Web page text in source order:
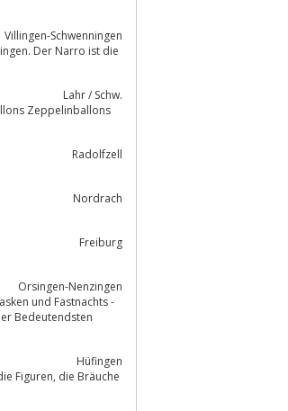
Villingen-Schwenningen
Der Narro ist die
Lahr / Schw.
Radolfzell
Nordrach
Freiburg
Orsingen-Nenzingen
Hüfingen